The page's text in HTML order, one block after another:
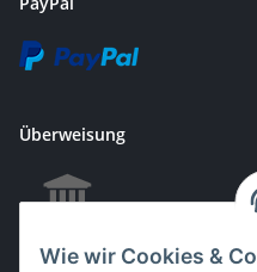
Wie wir Cookies &
Überweisung
EC & Kreditkartenzahlung